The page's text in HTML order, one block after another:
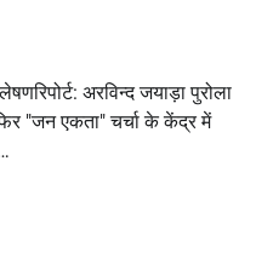
अरविन्द जयाड़ा पुरोला
"जन एकता" चर्चा के केंद्र में